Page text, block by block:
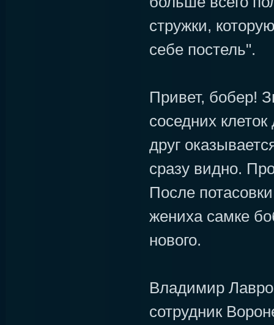
стружки,
себе постель".
Привет, бобер!
соседних
друг
сразу видно.
После
жениха самке
нового.
Владимир
сотрудник